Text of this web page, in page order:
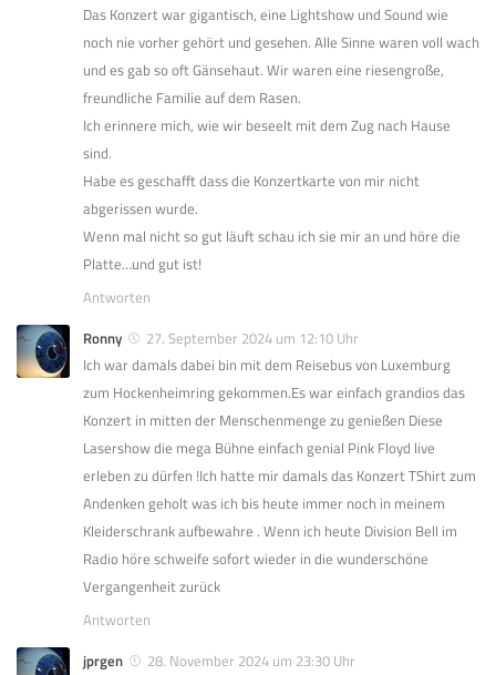
Das Konzert war gigantisch, eine Lightshow und Sound wie
noch nie vorher gehört und gesehen. Alle Sinne waren voll wach
und es gab so oft Gänsehaut. Wir waren eine riesengroße,
freundliche Familie auf dem Rasen.
Ich erinnere mich, wie wir beseelt mit dem Zug nach Hause
sind.
Habe es geschafft dass die Konzertkarte von mir nicht
abgerissen wurde.
Wenn mal nicht so gut läuft schau ich sie mir an und höre die
Platte…und gut ist!
Antworten
Ronny
27. September 2024 um 12:10 Uhr
Ich war damals dabei bin mit dem Reisebus von Luxemburg
zum Hockenheimring gekommen.Es war einfach grandios das
Konzert in mitten der Menschenmenge zu genießen Diese
Lasershow die mega Bühne einfach genial Pink Floyd live
erleben zu dürfen !Ich hatte mir damals das Konzert TShirt zum
Andenken geholt was ich bis heute immer noch in meinem
Kleiderschrank aufbewahre . Wenn ich heute Division Bell im
Radio höre schweife sofort wieder in die wunderschöne
Vergangenheit zurück
Antworten
jprgen
28. November 2024 um 23:30 Uhr